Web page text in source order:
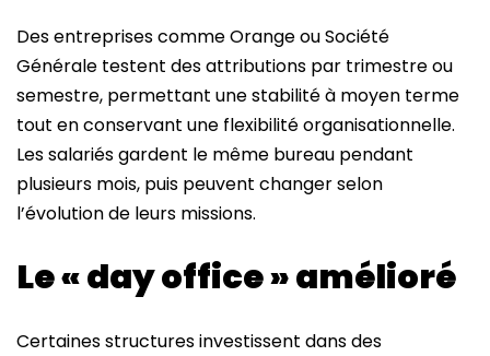
Des entreprises comme Orange ou Société
Générale testent des attributions par trimestre ou
semestre, permettant une stabilité à moyen terme
tout en conservant une flexibilité organisationnelle.
Les salariés gardent le même bureau pendant
plusieurs mois, puis peuvent changer selon
l’évolution de leurs missions.
Le « day office » amélioré
Certaines structures investissent dans des